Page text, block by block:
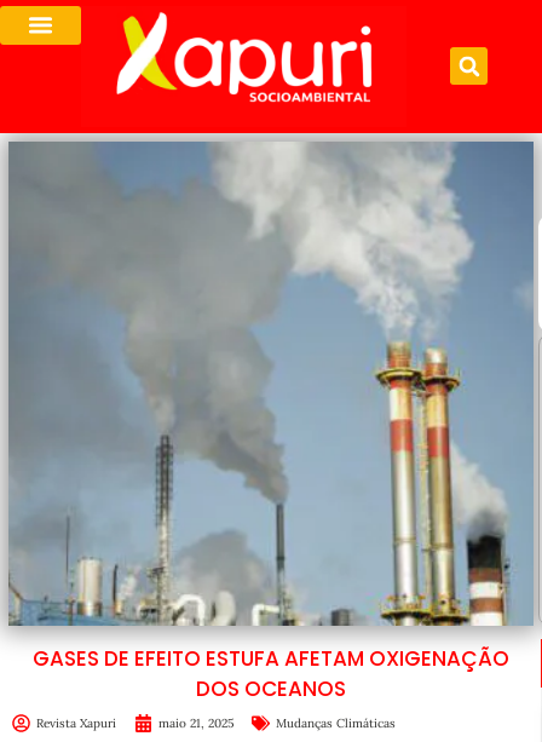
GASES DE EFEITO ESTUFA AFETAM OXIGENAÇÃO
DOS OCEANOS
Revista Xapuri maio 21, 2025 Mudanças Climáticas